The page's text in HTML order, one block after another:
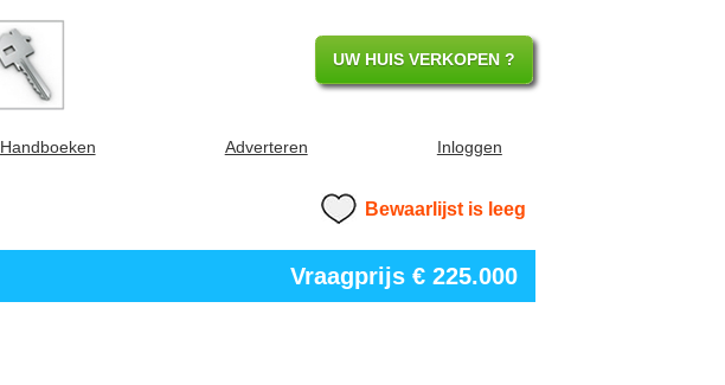
UW HUIS VERKOPEN ?
Handboeken Adverteren Inloggen
Bewaarlijst is leeg
Vraagprijs € 225.000